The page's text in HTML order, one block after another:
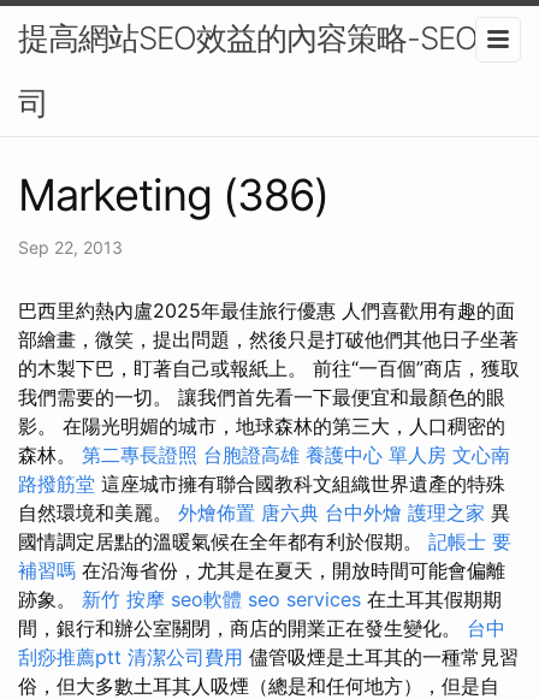
提高網站SEO效益的內容策略-SEO公
司
Marketing (386)
Sep 22, 2013
巴西里約熱內盧2025年最佳旅行優惠 人們喜歡用有趣的面
部繪畫，微笑，提出問題，然後只是打破他們其他日子坐著
的木製下巴，盯著自己或報紙上。 前往“一百個”商店，獲取
我們需要的一切。 讓我們首先看一下最便宜和最顏色的眼
影。 在陽光明媚的城市，地球森林的第三大，人口稠密的
森林。 第二專長證照 台胞證高雄 養護中心 單人房 文心南
路撥筋堂 這座城市擁有聯合國教科文組織世界遺產的特殊
自然環境和美麗。 外燴佈置 唐六典 台中外燴 護理之家 異
國情調定居點的溫暖氣候在全年都有利於假期。 記帳士 要
補習嗎 在沿海省份，尤其是在夏天，開放時間可能會偏離
跡象。 新竹 按摩 seo軟體 seo services 在土耳其假期期
間，銀行和辦公室關閉，商店的開業正在發生變化。 台中
刮痧推薦ptt 清潔公司費用 儘管吸煙是土耳其的一種常見習
俗，但大多數土耳其人吸煙（總是和任何地方），但是自